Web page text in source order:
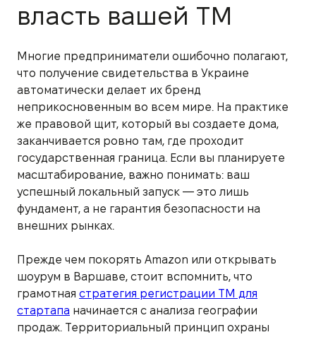
власть вашей ТМ
Многие предприниматели ошибочно полагают,
что получение свидетельства в Украине
автоматически делает их бренд
неприкосновенным во всем мире. На практике
же правовой щит, который вы создаете дома,
заканчивается ровно там, где проходит
государственная граница. Если вы планируете
масштабирование, важно понимать: ваш
успешный локальный запуск — это лишь
фундамент, а не гарантия безопасности на
внешних рынках.
Прежде чем покорять Amazon или открывать
шоурум в Варшаве, стоит вспомнить, что
грамотная стратегия регистрации ТМ для
стартапа начинается с анализа географии
продаж. Территориальный принцип охраны